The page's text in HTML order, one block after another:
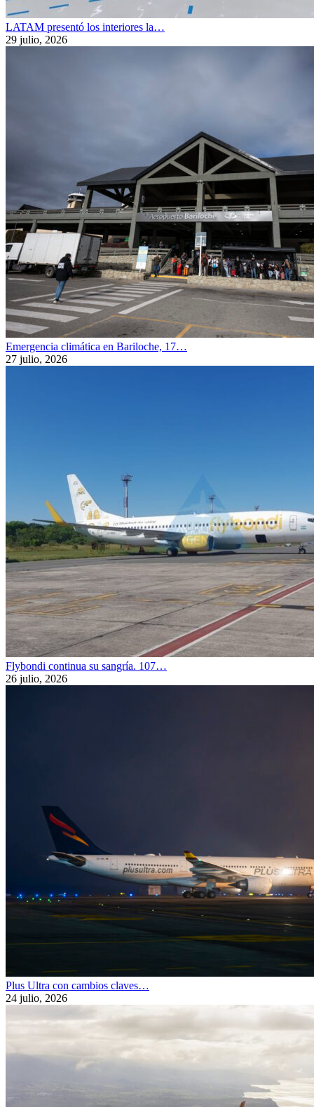
LATAM presentó los interiores la…
29 julio, 2026
Emergencia climática en Bariloche, 17…
27 julio, 2026
Flybondi continua su sangría. 107…
26 julio, 2026
Plus Ultra con cambios claves…
24 julio, 2026